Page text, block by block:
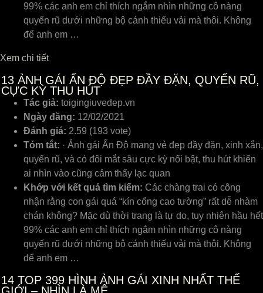
99% các anh em chỉ thích ngắm nhìn những cô nàng
quyến rũ dưới những bộ cánh thiếu vải mà thôi. Không
để anh em …
Xem chi tiết
13 ẢNH GÁI ẤN ĐỘ ĐẸP ĐẦY ĐẶN, QUYẾN RŨ,
CỰC KỲ THU HÚT
Tác giả: toigingiuvedep.vn
Ngày đăng: 12/02/2021
Đánh giá: 2.59 (193 vote)
Tóm tắt: · Ảnh gái Ấn Độ mang vẻ đẹp đầy đặn, xinh xắn,
quyến rũ, và có đôi mắt sâu cực kỳ nổi bật, thu hút khiến
ai nhìn vào cũng cảm thấy lạc quan
Khớp với kết quả tìm kiếm: Các chàng trai có công
nhận rằng con gái quá “kín cổng cao tường” rất dễ nhàm
chán không? Mặc dù thời trang là tự do, tuy nhiên hầu hết
99% các anh em chỉ thích ngắm nhìn những cô nàng
quyến rũ dưới những bộ cánh thiếu vải mà thôi. Không
để anh em …
14 TOP 399 HÌNH ẢNH GÁI XINH NHẤT THẾ